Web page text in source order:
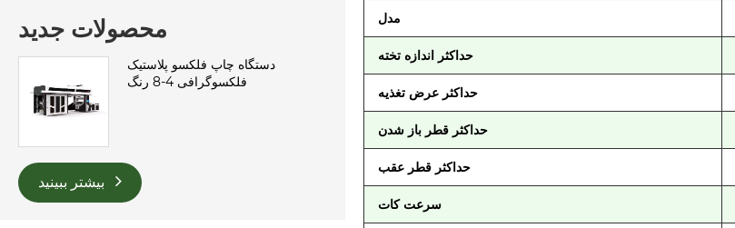
محصولات جدید
دستگاه چاپ فلکسو پلاستیک
فلکسوگرافی 4-8 رنگ
مدل
حداکثر اندازه تخته
حداکثر عرض تغذیه
حداکثر قطر باز شدن
حداکثر قطر عقب
سرعت کات